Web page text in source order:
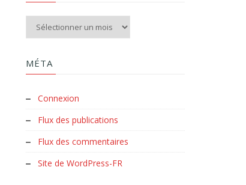
Aux archives du Clud :
MÉTA
Connexion
Flux des publications
Flux des commentaires
Site de WordPress-FR